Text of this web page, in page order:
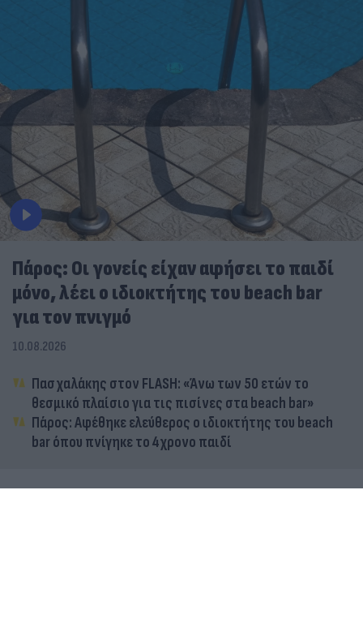
Πάρος: Οι γονείς είχαν αφήσει το παιδί
μόνο, λέει ο ιδιοκτήτης του beach bar
για τον πνιγμό
10.08.2026
Πασχαλάκης στον FLASH: «Άνω των 50 ετών το
θεσμικό πλαίσιο για τις πισίνες στα beach bar»
Πάρος: Αφέθηκε ελεύθερος ο ιδιοκτήτης του beach
bar όπου πνίγηκε το 4χρονο παιδί